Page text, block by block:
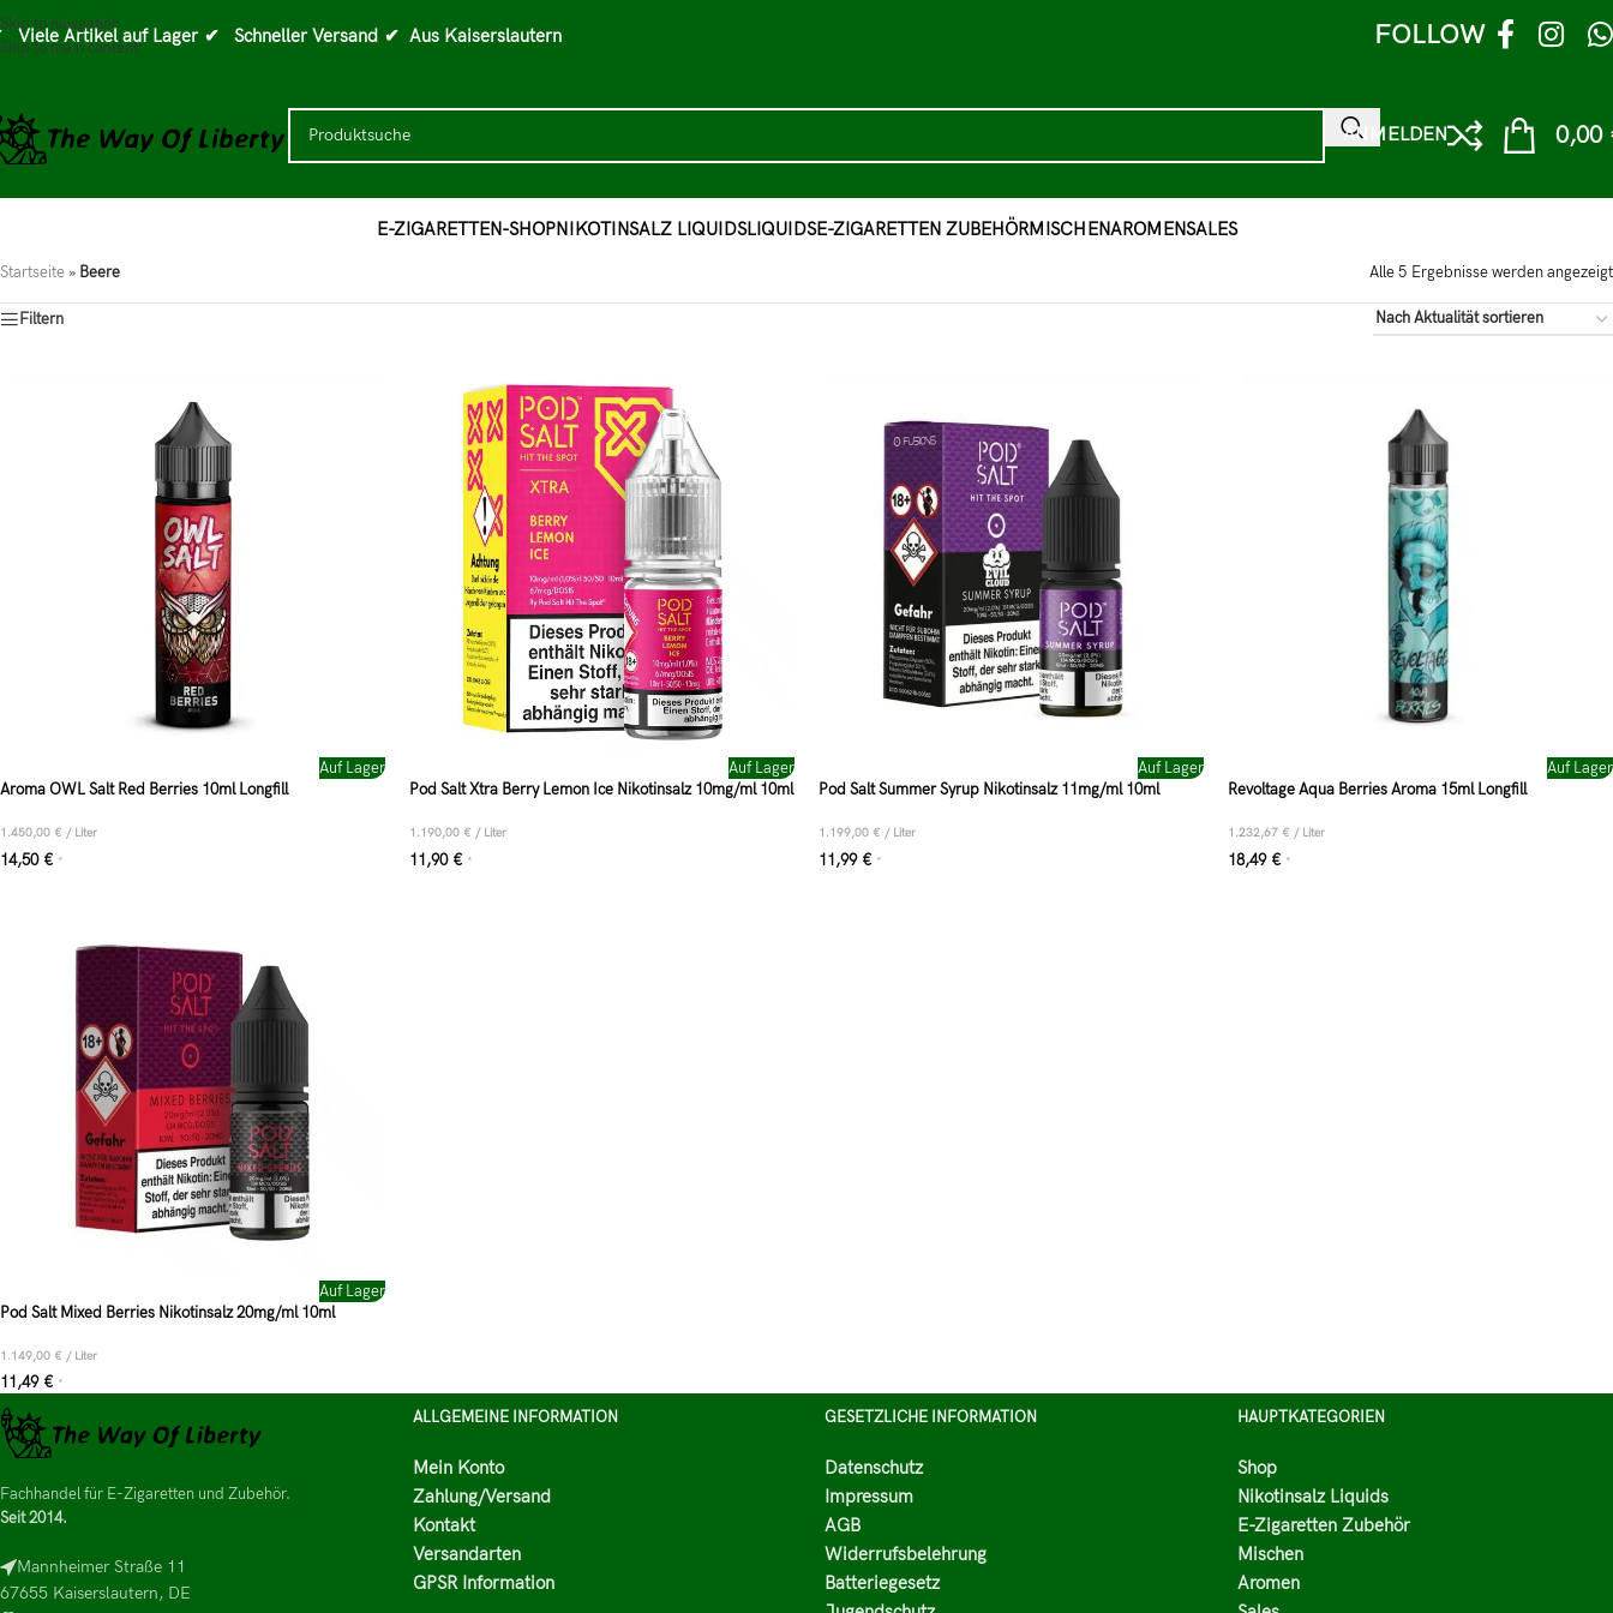
Skip to navigation
Skip to main content
Viele Artikel auf Lager ✔ Schneller Versand ✔ Aus Kaiserslautern FOLLOW
ANMELDEN 0,00
E-ZIGARETTEN-SHOPNIKOTINSALZ LIQUIDSLIQUIDSE-ZIGARETTEN ZUBEHÖRMISCHENAROMENSALES
Startseite » Beere Alle 5 Ergebnisse werden angezeigt
Filtern
Auf Lager
Aroma OWL Salt Red Berries 10ml Longfill
1.450,00 € / Liter
14,50 € *
Auf Lager
Pod Salt Xtra Berry Lemon Ice Nikotinsalz 10mg/ml 10ml
1.190,00 € / Liter
11,90 € *
Auf Lager
Pod Salt Summer Syrup Nikotinsalz 11mg/ml 10ml
1.199,00 € / Liter
11,99 € *
Auf Lager
Revoltage Aqua Berries Aroma 15ml Longfill
1.232,67 € / Liter
18,49 € *
Auf Lager
Pod Salt Mixed Berries Nikotinsalz 20mg/ml 10ml
1.149,00 € / Liter
11,49 € *
Fachhandel für E-Zigaretten und Zubehör.
Seit 2014.
Mannheimer Straße 11
67655 Kaiserslautern, DE
ALLGEMEINE INFORMATION
Mein Konto
Zahlung/Versand
Kontakt
Versandarten
GPSR Information
GESETZLICHE INFORMATION
Datenschutz
Impressum
AGB
Widerrufsbelehrung
Batteriegesetz
HAUPTKATEGORIEN
Shop
Nikotinsalz Liquids
E-Zigaretten Zubehör
Mischen
Aromen